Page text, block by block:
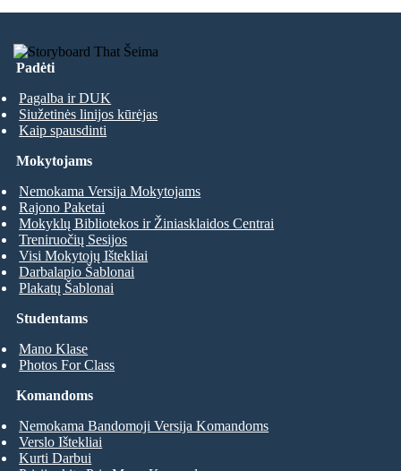
Padėti
Pagalba ir DUK
Siužetinės linijos kūrėjas
Kaip spausdinti
Studentams
Mano Klase
Photos For Class
Mokytojams
Nemokama Versija Mokytojams
Rajono Paketai
Mokyklų Bibliotekos ir Žiniasklaidos Centrai
Treniruočių Sesijos
Visi Mokytojų Ištekliai
Darbalapio Šablonai
Plakatų Šablonai
Komandoms
Nemokama Bandomoji Versija Komandoms
Verslo Ištekliai
Kurti Darbui